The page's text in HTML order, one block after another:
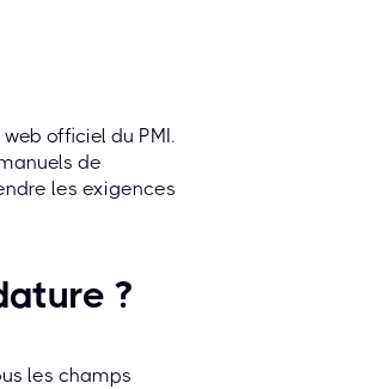
officiel du PMI.
de
les exigences
?
les champs